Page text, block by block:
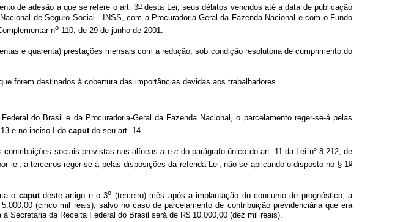
de adesão a que se refere o art. 3odesta Lei, seus débitos vencidos até a data de publicação
de Seguro Social - INSS, com a Procuradoria-Geral da Fazenda Nacional e com o Fundo
no 110, de 29 de junho de 2001.
e quarenta) prestações mensais com a redução, sob condição resolutória de cumprimento do
forem destinados à cobertura das importâncias devidas aos trabalhadores.
do Brasil e da Procuradoria-Geral da Fazenda Nacional, o parcelamento reger-se-á pelas
e no inciso I do caputdo seu art. 14.
contribuições sociais previstas nas alíneasa e cdo parágrafo único do art. 11 da Lei nº 8.212, de
a terceiros reger-se-á pelas disposições da referida Lei, não se aplicando o disposto no § 1o
o caputdeste artigo e o 3o(terceiro) mês após a implantação do concurso de prognóstico, a
(cinco mil reais), salvo no caso de parcelamento de contribuição previdenciária que era
Secretaria da Receita Federal do Brasil será de R$ 10.000,00 (dez mil reais).